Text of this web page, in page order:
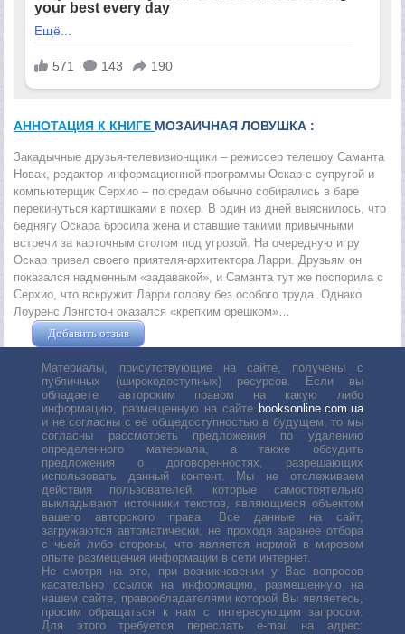
АННОТАЦИЯ К КНИГЕ МОЗАИЧНАЯ ЛОВУШКА :
Закадычные друзья-телевизионщики – режиссер телешоу Саманта
Новак, редактор информационной программы Оскар с супругой и
компьютерщик Серхио – по средам обычно собирались в баре
перекинуться картишками в покер. В один из дней выяснилось, что
беднягу Оскара бросила жена и ставшие такими привычными
встречи за карточным столом под угрозой. На очередную игру
Оскар привел своего приятеля-архитектора Ларри. Друзьям он
показался надменным «задавакой», и Саманта тут же поспорила с
Серхио, что вскружит Ларри голову без особого труда. Однако
Лоуренс Лэнгстон оказался «крепким орешком»…
Добавить отзыв
Материалы, присутствующие на сайте, получены с
публичных (широкодоступных) ресурсов. Если вы
обладаете авторским правом на какую либо
информацию, размещенную на сайте booksonline.com.ua
и не согласны с её общедоступностью в будущем, то мы
согласны рассмотреть предложения по удалению
определенного материала, а также обсудить
предложения о договоренностях, разрешающих
использовать данный контент. Мы не отслеживаем
действия пользователей, которые самостоятельно
выкладывают источники текстов, являющиеся объектом
вашего авторского права. Все данные на сайт,
загружаются автоматически, не проходя заранее отбора
с чьей либо стороны, что является нормой в мировом
опыте размещения информации в сети интернет.
Не смотря на это, при возникновении у Вас вопросов
касательно ссылок на информацию, размещенную на
нашем сайте, правообладателями которой Вы являетесь,
просим обращаться к нам с интересующим запросом.
Для этого требуется переслать е-mail на адрес: